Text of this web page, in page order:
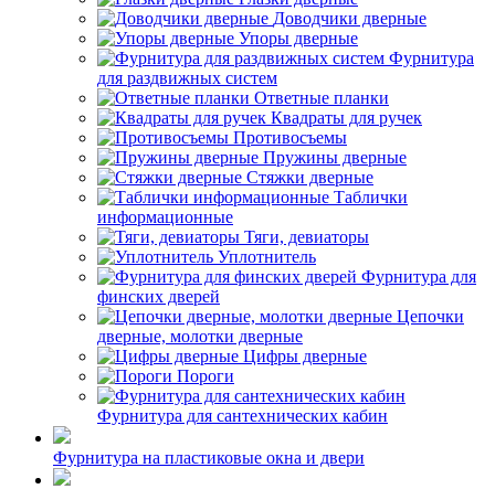
Доводчики дверные
Упоры дверные
Фурнитура
для раздвижных систем
Ответные планки
Квадраты для ручек
Противосъемы
Пружины дверные
Стяжки дверные
Таблички
информационные
Тяги, девиаторы
Уплотнитель
Фурнитура для
финских дверей
Цепочки
дверные, молотки дверные
Цифры дверные
Пороги
Фурнитура для сантехнических кабин
Фурнитура на пластиковые окна и двери